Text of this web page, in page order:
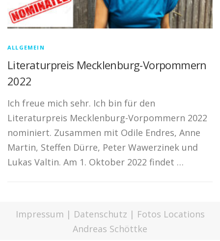
ALLGEMEIN
Literaturpreis Mecklenburg-Vorpommern
2022
Ich freue mich sehr. Ich bin für den
Literaturpreis Mecklenburg-Vorpommern 2022
nominiert. Zusammen mit Odile Endres, Anne
Martin, Steffen Dürre, Peter Wawerzinek und
Lukas Valtin. Am 1. Oktober 2022 findet …
Impressum | Datenschutz | Fotos Locations
Andreas Schöttke